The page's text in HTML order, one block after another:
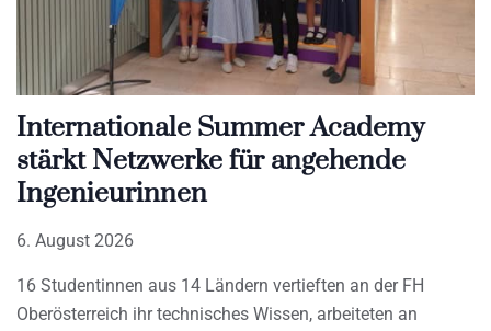
Internationale Summer Academy
stärkt Netzwerke für angehende
Ingenieurinnen
6. August 2026
16 Studentinnen aus 14 Ländern vertieften an der FH
Oberösterreich ihr technisches Wissen, arbeiteten an